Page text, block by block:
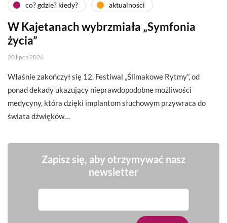
co? gdzie? kiedy? aktualności
W Kajetanach wybrzmiała „Symfonia
życia”
20 lipca 2026
Właśnie zakończył się 12. Festiwal „Ślimakowe Rytmy”, od
ponad dekady ukazujący nieprawdopodobne możliwości
medycyny, która dzięki implantom słuchowym przywraca do
świata dźwięków…
Zapisz się, aby otrzymywać nasz
newsletter